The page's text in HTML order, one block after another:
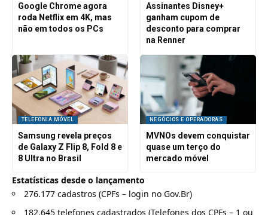
Google Chrome agora
roda Netflix em 4K, mas
não em todos os PCs
Assinantes Disney+
ganham cupom de
desconto para comprar
na Renner
TELEFONIA MÓVEL
Samsung revela preços
de Galaxy Z Flip 8, Fold 8 e
8 Ultra no Brasil
NEGÓCIOS E OPERADORAS
MVNOs devem conquistar
quase um terço do
mercado móvel
Estatísticas desde o lançamento
276.177 cadastros (CPFs – login no Gov.Br)
182.645 telefones cadastrados (Telefones dos CPFs – 1 ou